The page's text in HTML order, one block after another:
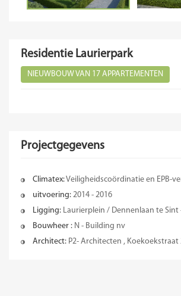
Residentie Laurierpark
NIEUWBOUW VAN 17 APPARTEMENTEN
Projectgegevens
Climatex:Veiligheidscoördinatie en EPB-
uitvoering: 2014 - 2016
Ligging: Laurierplein / Dennenlaan te Sint
Bouwheer : N - Building nv
Architect: P2- Architecten , Koekoekstraat